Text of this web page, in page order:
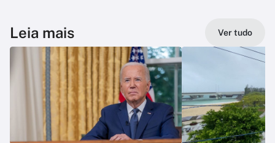
Leia mais Ver tudo